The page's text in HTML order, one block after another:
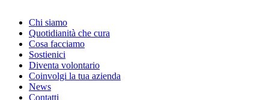
Chi siamo
Quotidianità che cura
Cosa facciamo
Sostienici
Diventa volontario
Coinvolgi la tua azienda
News
Contatti